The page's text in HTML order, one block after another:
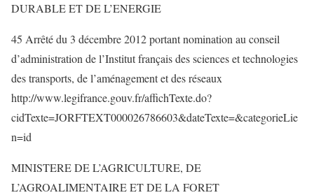
DURABLE ET DE L’ENERGIE
45 Arrêté du 3 décembre 2012 portant nomination au conseil
d’administration de l’Institut français des sciences et technologies
des transports, de l’aménagement et des réseaux
http://www.legifrance.gouv.fr/affichTexte.do?
cidTexte=JORFTEXT000026786603&dateTexte=&categorieLie
n=id
MINISTERE DE L’AGRICULTURE, DE
L’AGROALIMENTAIRE ET DE LA FORET